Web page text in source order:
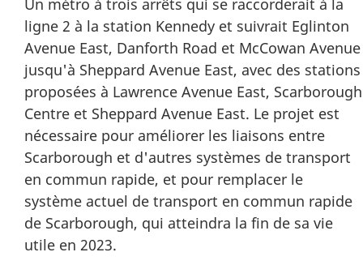
ligne 2 à la station Kennedy et suivrait Eglinton
Avenue East, Danforth Road et McCowan Avenue
jusqu'à Sheppard Avenue East, avec des stations
proposées à Lawrence Avenue East, Scarborough
Centre et Sheppard Avenue East. Le projet est
nécessaire pour améliorer les liaisons entre
Scarborough et d'autres systèmes de transport
en commun rapide, et pour remplacer le
système actuel de transport en commun rapide
de Scarborough, qui atteindra la fin de sa vie
utile en 2023.